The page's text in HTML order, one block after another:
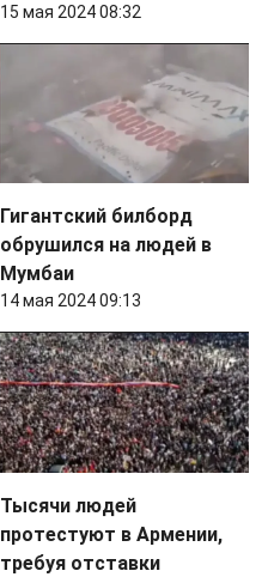
15 мая 2024 08:32
Гигантский билборд
обрушился на людей в
Мумбаи
14 мая 2024 09:13
Тысячи людей
протестуют в Армении,
требуя отставки